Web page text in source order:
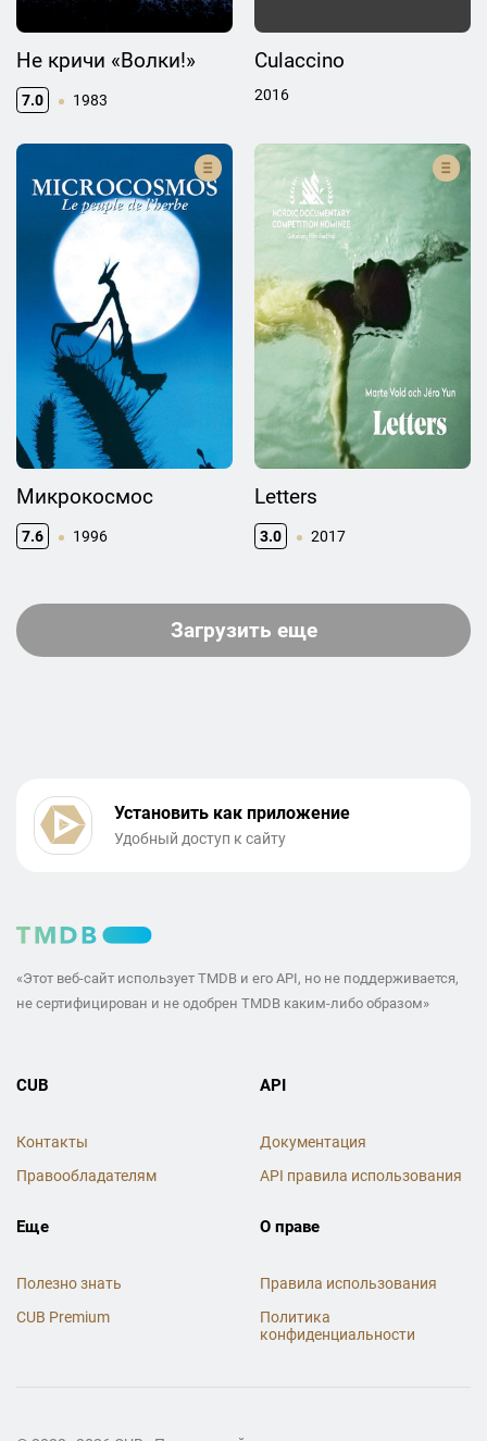
Не кричи «Волки!»
7.0 1983
Culaccino
2016
Микрокосмос
7.6 1996
Letters
3.0 2017
Загрузить еще
Установить как приложение
Удобный доступ к сайту
«Этот веб-сайт использует TMDB и его API, но не поддерживается,
не сертифицирован и не одобрен TMDB каким-либо образом»
CUB
Контакты
Правообладателям
API
Документация
API правила использования
Еще
Полезно знать
CUB Premium
О праве
Правила использования
Политика
конфиденциальности